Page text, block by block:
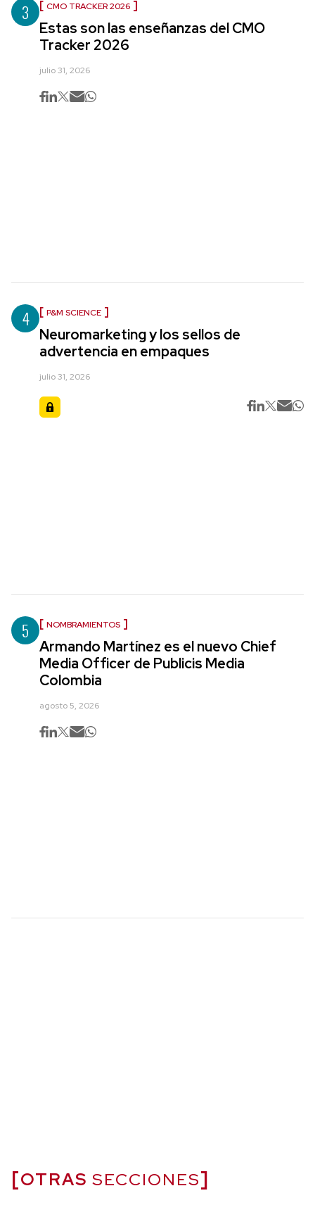
3 CMO TRACKER 2026
Estas son las enseñanzas del CMO
Tracker 2026
julio 31, 2026
4 P&M SCIENCE
Neuromarketing y los sellos de
advertencia en empaques
julio 31, 2026
5 NOMBRAMIENTOS
Armando Martínez es el nuevo Chief
Media Officer de Publicis Media
Colombia
agosto 5, 2026
OTRAS SECCIONES